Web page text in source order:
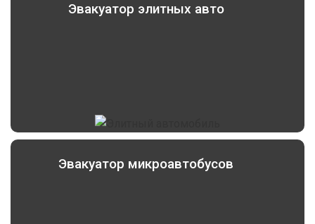
Эвакуатор элитных авто
Эвакуатор микроавтобусов